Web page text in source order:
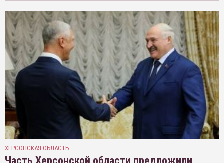
ХЕРСОНСКАЯ ОБЛАСТЬ
Часть Херсонской области предложили